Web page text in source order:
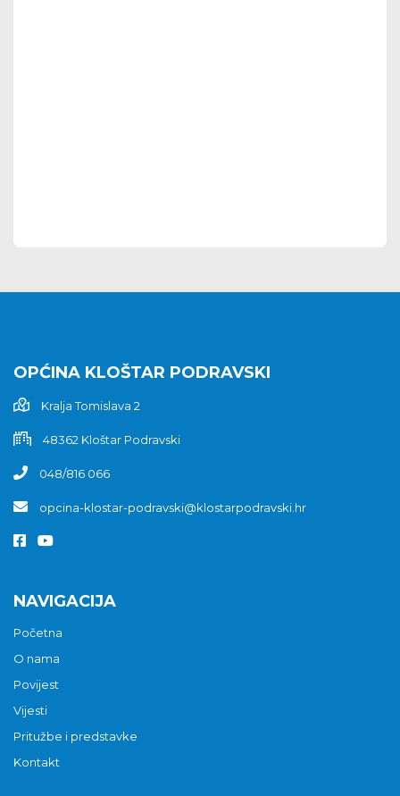
OPĆINA KLOŠTAR PODRAVSKI
Kralja Tomislava 2
48362 Kloštar Podravski
048/816 066
opcina-klostar-podravski@klostarpodravski.hr
NAVIGACIJA
Početna
O nama
Povijest
Vijesti
Pritužbe i predstavke
Kontakt